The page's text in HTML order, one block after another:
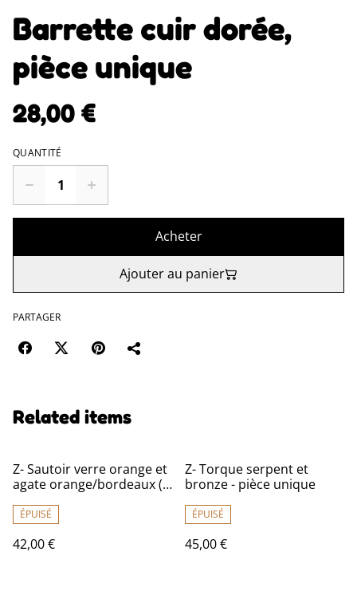
Barrette cuir dorée,
pièce unique
28,00 €
QUANTITÉ
Acheter
Ajouter au panier
PARTAGER
Related items
Z- Sautoir verre orange et
agate orange/bordeaux (
sur fil de lin réglable
ÉPUISÉ
42,00 €
Z- Torque serpent et
bronze - pièce unique
ÉPUISÉ
45,00 €